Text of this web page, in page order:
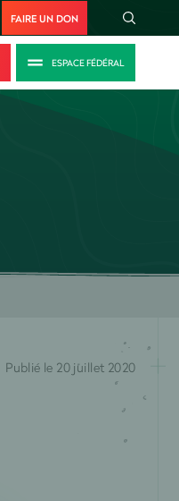
FAIRE UN DON
ESPACE FÉDÉRAL
Publié le 20 juillet 2020